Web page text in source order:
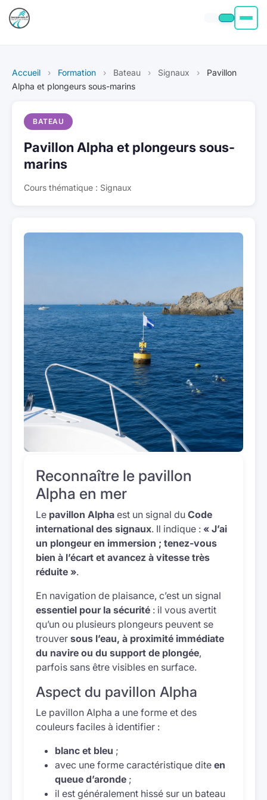
Permis voiture
Permis Bateau
Poids Lourd
Accueil › Formation › Bateau › Signaux ›
Pavillon
Alpha et plongeurs sous-marins
BATEAU
Pavillon Alpha et plongeurs sous-
marins
Cours thématique : Signaux
Reconnaître le pavillon
Alpha en mer
Le pavillon Alpha est un signal du Code
international des signaux. Il indique : « J’ai
un plongeur en immersion ; tenez-vous
bien à l’écart et avancez à vitesse très
réduite ».
En navigation de plaisance, c’est un signal
essentiel pour la sécurité : il vous avertit
qu’un ou plusieurs plongeurs peuvent se
trouver sous l’eau, à proximité immédiate
du navire ou du support de plongée,
parfois sans être visibles en surface.
Aspect du pavillon Alpha
Le pavillon Alpha a une forme et des
couleurs faciles à identifier :
blanc et bleu ;
avec une forme caractéristique dite en
queue d’aronde ;
il est généralement hissé sur un bateau